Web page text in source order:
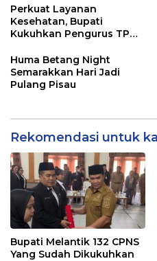
Perkuat Layanan
Kesehatan, Bupati
Kukuhkan Pengurus TP
Huma Betang Night
Semarakkan Hari Jadi
Pulang Pisau
Rekomendasi untuk
Bupati Melantik 132 CPNS
Yang Sudah Dikukuhkan